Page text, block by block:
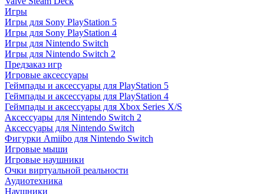
Игры
Игры для Sony PlayStation 5
Игры для Sony PlayStation 4
Игры для Nintendo Switch
Игры для Nintendo Switch 2
Предзаказ игр
Игровые аксессуары
Геймпады и аксессуары для PlayStation 5
Геймпады и аксессуары для PlayStation 4
Геймпады и аксессуары для Xbox Series X/S
Аксессуары для Nintendo Switch 2
Аксессуары для Nintendo Switch
Фигурки Amiibo для Nintendo Switch
Игровые мыши
Игровые наушники
Очки виртуальной реальности
Аудиотехника
Наушники